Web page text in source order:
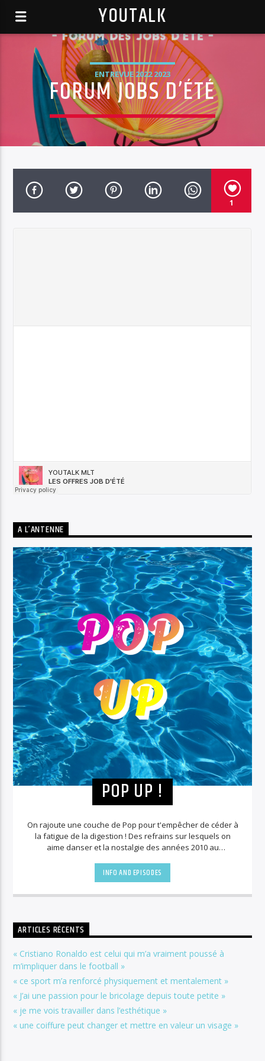
YOUTALK
ENTREVUE 2022 2023
FORUM JOBS D’ÉTÉ
1
A L’ANTENNE
POP UP !
On rajoute une couche de Pop pour t'empêcher de céder à
la fatigue de la digestion ! Des refrains sur lesquels on
aime danser et la nostalgie des années 2010 au
INFO AND EPISODES
ARTICLES RÉCENTS
« Cristiano Ronaldo est celui qui m’a vraiment poussé à
m’impliquer dans le football »
« ce sport m’a renforcé physiquement et mentalement »
« J’ai une passion pour le bricolage depuis toute petite »
« je me vois travailler dans l’esthétique »
« une coiffure peut changer et mettre en valeur un visage »